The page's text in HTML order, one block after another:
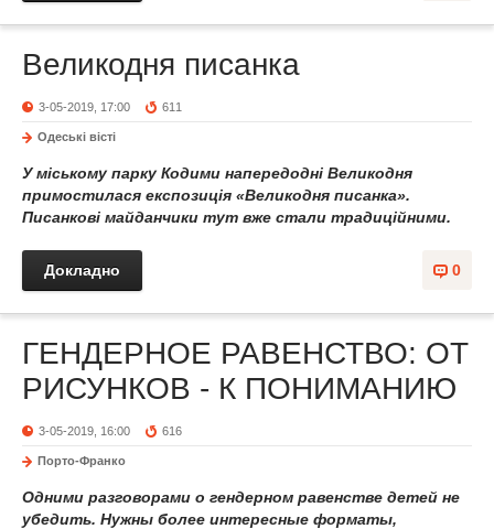
Великодня писанка
3-05-2019, 17:00 611
Одеськi вiстi
У міському парку Кодими напередодні Великодня
примостилася експозиція «Великодня писанка».
Писанкові майданчики тут вже стали традиційними.
0
Докладно
ГЕНДЕРНОЕ РАВЕНСТВО: ОТ
РИСУНКОВ - К ПОНИМАНИЮ
3-05-2019, 16:00 616
Порто-Франко
Одними разговорами о гендерном равенстве детей не
убедить. Нужны более интересные форматы,